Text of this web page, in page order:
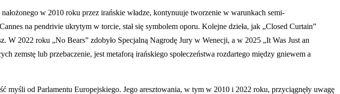
w 2010 roku przez irańskie władze, kontynuuje tworzenie w warunkach semi-
na pendrivie ukrytym w torcie, stał się symbolem oporu. Kolejne dzieła, jak „Closed Curtain”
2022 roku „No Bears” zdobyło Specjalną Nagrodę Jury w Wenecji, a w 2025 „It Was Just an
zemstę lub przebaczenie, jest metaforą irańskiego społeczeństwa rozdartego między gniewem a
od Parlamentu Europejskiego. Jego aresztowania, w tym w 2010 i 2022 roku, przyciągnęły uwagę